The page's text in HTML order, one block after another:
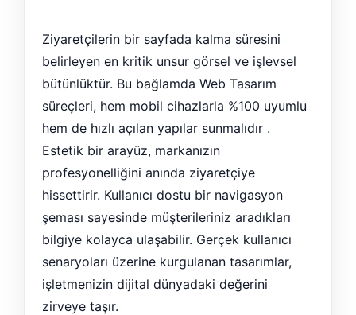
Ziyaretçilerin bir sayfada kalma süresini
belirleyen en kritik unsur görsel ve işlevsel
bütünlüktür. Bu bağlamda Web Tasarım
süreçleri, hem mobil cihazlarla %100 uyumlu
hem de hızlı açılan yapılar sunmalıdır .
Estetik bir arayüz, markanızın
profesyonelliğini anında ziyaretçiye
hissettirir. Kullanıcı dostu bir navigasyon
şeması sayesinde müşterileriniz aradıkları
bilgiye kolayca ulaşabilir. Gerçek kullanıcı
senaryoları üzerine kurgulanan tasarımlar,
işletmenizin dijital dünyadaki değerini
zirveye taşır.